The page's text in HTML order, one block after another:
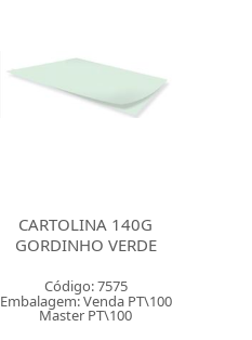
CARTOLINA 140G
GORDINHO VERDE
Código: 7575
Embalagem: Venda PT\100
Master PT\100